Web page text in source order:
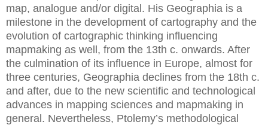
map, analogue and/or digital. His Geographia is a
milestone in the development of cartography and the
evolution of cartographic thinking influencing
mapmaking as well, from the 13th c. onwards. After
the culmination of its influence in Europe, almost for
three centuries, Geographia declines from the 18th c.
and after, due to the new scientific and technological
advances in mapping sciences and mapmaking in
general. Nevertheless, Ptolemy’s methodological